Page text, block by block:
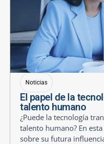
Noticias
El papel de la
talento humano
¿Puede la tecnología
talento humano? En
sobre su futura